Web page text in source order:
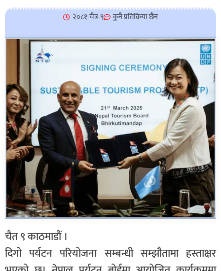
u
o
n
२०८१-चैत्र-९ कुनै प्रतिक्रिया छैन
चैत ९ काठमाडौं ।
दिगो पर्यटन परियोजना सम्बन्धी सम्झौतामा हस्ताक्षर